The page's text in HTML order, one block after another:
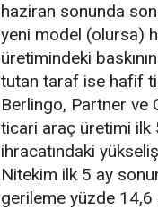
haziran sonunda
yeni model (olursa)
üretimindeki
tutan taraf ise hafif
Berlingo, Partner ve
ticari araç üretimi ilk
ihracatındaki
Nitekim ilk 5 ay
gerileme yüzde 14,6